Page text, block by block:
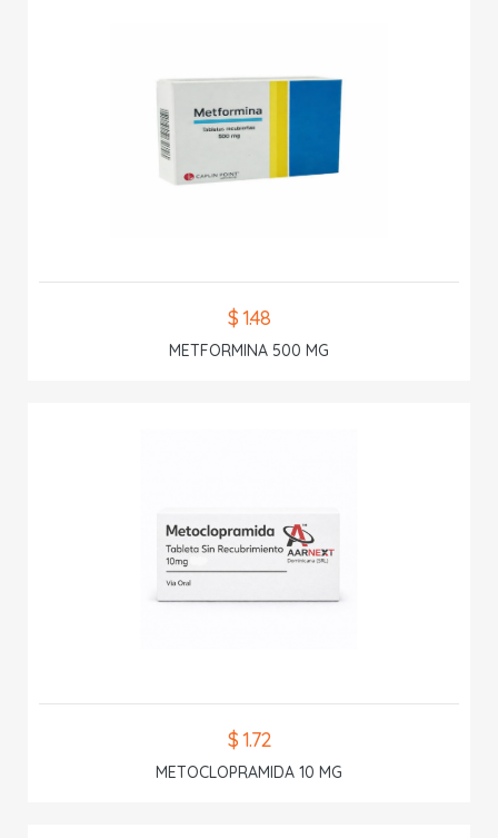
$ 1.48
METFORMINA 500 MG
$ 1.72
METOCLOPRAMIDA 10 MG